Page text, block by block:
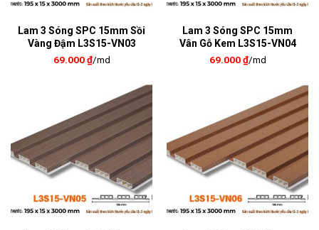
Lam 3 Sóng SPC 15mm Sồi
Vàng Đậm L3S15-VN03
69.000₫/md
Lam 3 Sóng SPC 15mm
Vân Gỗ Kem L3S15-VN04
69.000₫/md